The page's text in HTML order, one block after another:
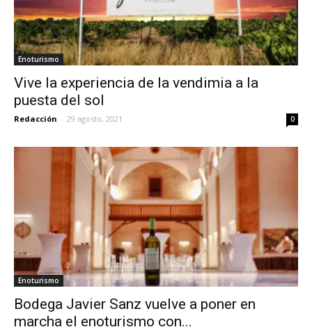
Enoturismo
Vive la experiencia de la vendimia a la
puesta del sol
Redacción - 29 agosto, 2021 0
Enoturismo
Bodega Javier Sanz vuelve a poner en
marcha el enoturismo con...